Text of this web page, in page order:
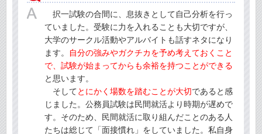
択一試験の合間に、息抜きとして自己分析を行っ
ていました。受験に力を入れることも大切ですが、
大学のサークル活動やアルバイトも話すネタになり
ます。
自分の強みやガクチカを予め考えておくこと
で、試験が始まってからも余裕を持つことができる
と思います。
そしてとにかく場数を踏むことが大切であると感
じました。公務員試験は民間就活より時期が遅めで
す。そのため、民間就活に取り組んだことのある人
たちは総じて「面接慣れ」をしていました。私自身